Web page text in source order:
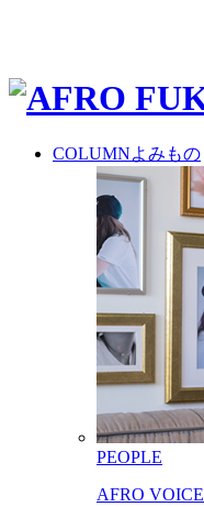
COLUMNよみもの
PEOPLE
AFRO VOICE